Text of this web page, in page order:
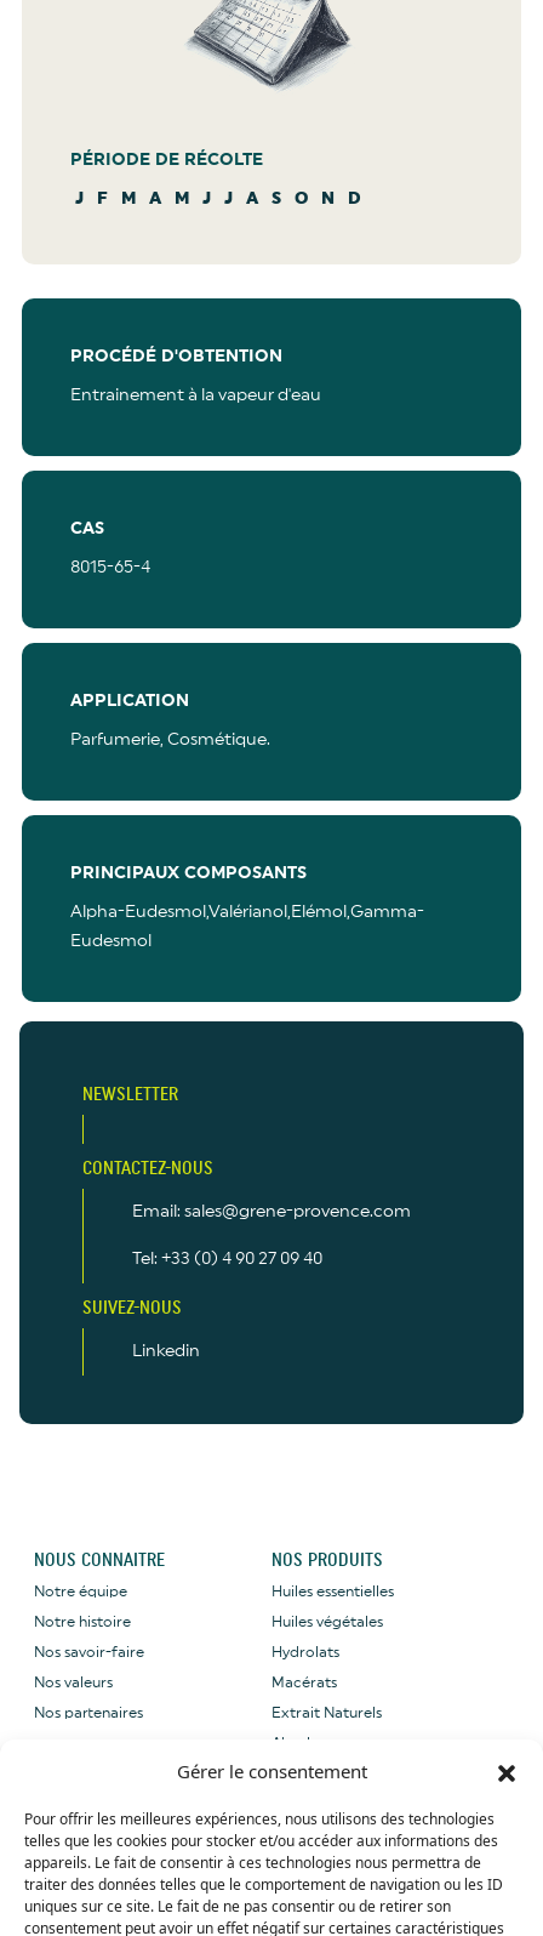
Gérer le consentement
Pour offrir les meilleures expériences, nous utilisons des technologies
telles que les cookies pour stocker et/ou accéder aux informations des
appareils. Le fait de consentir à ces technologies nous permettra de
traiter des données telles que le comportement de navigation ou les ID
uniques sur ce site. Le fait de ne pas consentir ou de retirer son
consentement peut avoir un effet négatif sur certaines caractéristiques
PÉRIODE DE RÉCOLTE
J F M A M J J A S O N D
PROCÉDÉ D'OBTENTION
Entrainement à la vapeur d'eau
CAS
8015-65-4
APPLICATION
Parfumerie, Cosmétique.
PRINCIPAUX COMPOSANTS
Alpha-Eudesmol,Valérianol,Elémol,Gamma-
Eudesmol
NEWSLETTER
CONTACTEZ-NOUS
Email: sales@grene-provence.com
Tel: +33 (0) 4 90 27 09 40
SUIVEZ-NOUS
Linkedin
NOUS CONNAITRE
Notre équipe
Notre histoire
Nos savoir-faire
Nos valeurs
Nos partenaires
NOS PRODUITS
Huiles essentielles
Huiles végétales
Hydrolats
Macérats
Extrait Naturels
Absolues
provence.com
Tel: +33 (0) 4 90 27 09 40
Whatsapp: +33 (0) 4 90 27 09 40